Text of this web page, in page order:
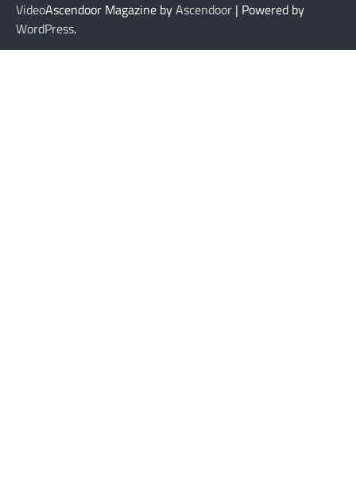
VideoAscendoor Magazine byAscendoor | Powered by
WordPress.